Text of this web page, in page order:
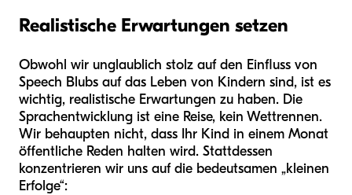
Realistische Erwartungen setzen
Obwohl wir unglaublich stolz auf den Einfluss von
Speech Blubs auf das Leben von Kindern sind, ist es
wichtig, realistische Erwartungen zu haben. Die
Sprachentwicklung ist eine Reise, kein Wettrennen.
Wir behaupten nicht, dass Ihr Kind in einem Monat
öffentliche Reden halten wird. Stattdessen
konzentrieren wir uns auf die bedeutsamen „kleinen
Erfolge“: